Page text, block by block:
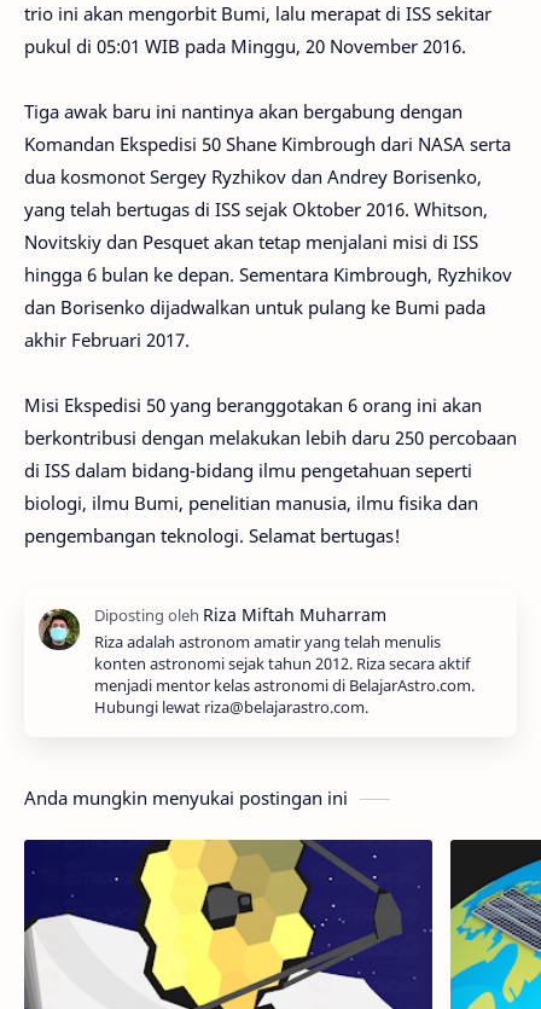
trio ini akan mengorbit Bumi, lalu merapat di ISS sekitar
pukul di 05:01 WIB pada Minggu, 20 November 2016.
Tiga awak baru ini nantinya akan bergabung dengan
Komandan Ekspedisi 50 Shane Kimbrough dari NASA serta
dua kosmonot Sergey Ryzhikov dan Andrey Borisenko,
yang telah bertugas di ISS sejak Oktober 2016. Whitson,
Novitskiy dan Pesquet akan tetap menjalani misi di ISS
hingga 6 bulan ke depan. Sementara Kimbrough, Ryzhikov
dan Borisenko dijadwalkan untuk pulang ke Bumi pada
akhir Februari 2017.
Misi Ekspedisi 50 yang beranggotakan 6 orang ini akan
berkontribusi dengan melakukan lebih daru 250 percobaan
di ISS dalam bidang-bidang ilmu pengetahuan seperti
biologi, ilmu Bumi, penelitian manusia, ilmu fisika dan
pengembangan teknologi. Selamat bertugas!
Riza adalah astronom amatir yang telah menulis
konten astronomi sejak tahun 2012. Riza secara aktif
menjadi mentor kelas astronomi di BelajarAstro.com.
Hubungi lewat riza@belajarastro.com.
Anda mungkin menyukai postingan ini